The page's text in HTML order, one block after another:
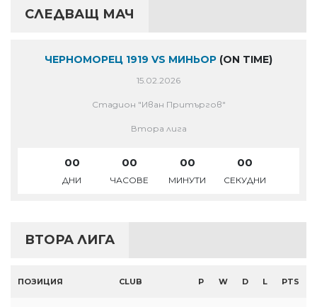
СЛЕДВАЩ МАЧ
ЧЕРНОМОРЕЦ 1919 VS МИНЬОР (ON TIME)
15.02.2026
Стадион "Иван Притъргов"
Втора лига
00
ДНИ
00
ЧАСОВЕ
00
МИНУТИ
00
СЕКУДНИ
ВТОРА ЛИГА
ПОЗИЦИЯ CLUB P W D L PTS